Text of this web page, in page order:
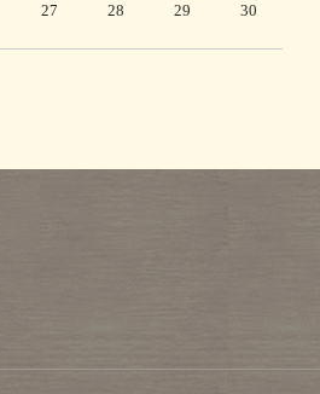
27 28 29
30